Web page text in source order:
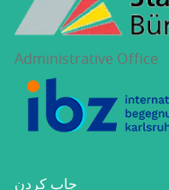
Administrative Office
چاپ کردن